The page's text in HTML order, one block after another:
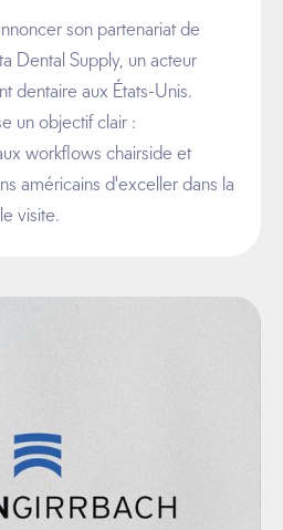
son partenariat de
Dental Supply, un acteur
dentaire aux États-Unis.
un objectif clair :
workflows chairside et
américains d'exceller dans la
visite.